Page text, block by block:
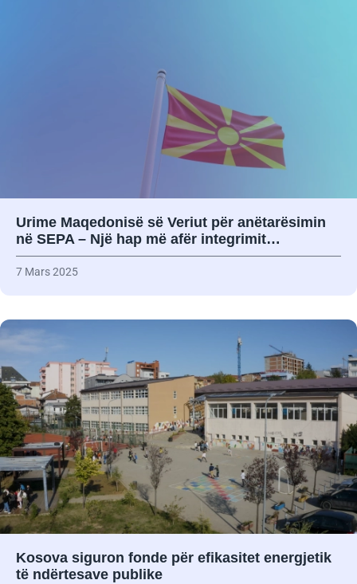
Urime Maqedonisë së Veriut për anëtarësimin
në SEPA – Një hap më afër integrimit…
7 Mars 2025
Kosova siguron fonde për efikasitet energjetik
të ndërtesave publike